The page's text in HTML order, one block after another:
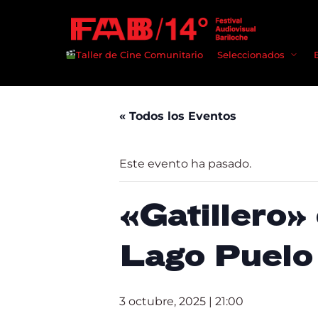
Taller de Cine Comunitario Seleccionados
« Todos los Eventos
Este evento ha pasado.
«Gatillero»
Lago Puelo
3 octubre, 2025 | 21:00